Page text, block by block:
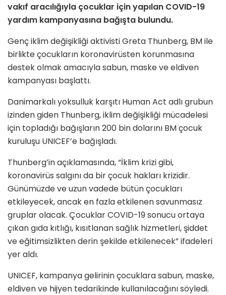
vakıf aracılığıyla çocuklar için yapılan COVID-19
yardım kampanyasına bağışta bulundu.
Genç iklim değişikliği aktivisti Greta Thunberg, BM ile
birlikte çocukların koronavirüsten korunmasına
destek olmak amacıyla sabun, maske ve eldiven
kampanyası başlattı.
Danimarkalı yoksulluk karşıtı Human Act adlı grubun
izinden giden Thunberg, iklim değişikliği mücadelesi
için topladığı bağışların 200 bin dolarını BM çocuk
kuruluşu UNICEF’e bağışladı.
Thunberg’in açıklamasında, “İklim krizi gibi,
koronavirüs salgını da bir çocuk hakları krizidir.
Günümüzde ve uzun vadede bütün çocukları
etkileyecek, ancak en fazla etkilenen savunmasız
gruplar olacak. Çocuklar COVID-19 sonucu ortaya
çıkan gıda kıtlığı, kısıtlanan sağlık hizmetleri, şiddet
ve eğitimsizlikten derin şekilde etkilenecek” ifadeleri
yer aldı.
UNICEF, kampanya gelirinin çocuklara sabun, maske,
eldiven ve hijyen tedarikinde kullanılacağını söyledi.